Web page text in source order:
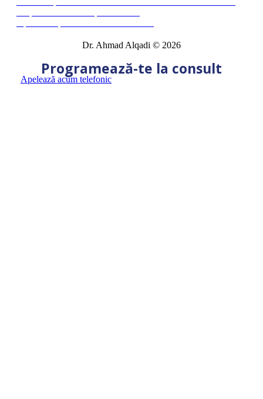
Dr. Ahmad Alqadi © 2026
Programează-te la consult
Apelează acum telefonic